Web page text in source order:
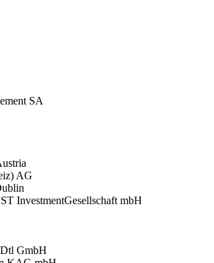
SA
AG
InvestmentGesellschaft mbH
GmbH